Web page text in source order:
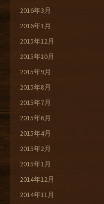
2016年3月
2016年1月
2015年12月
2015年10月
2015年9月
2015年8月
2015年7月
2015年6月
2015年4月
2015年2月
2015年1月
2014年12月
2014年11月